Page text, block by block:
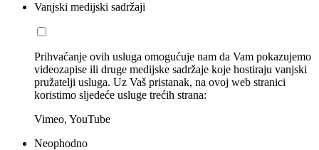
Vanjski medijski sadržaji
Prihvaćanje ovih usluga omogućuje nam da Vam pokazujemo
videozapise ili druge medijske sadržaje koje hostiraju vanjski
pružatelji usluga. Uz Vaš pristanak, na ovoj web stranici
koristimo sljedeće usluge trećih strana:
Vimeo, YouTube
Neophodno